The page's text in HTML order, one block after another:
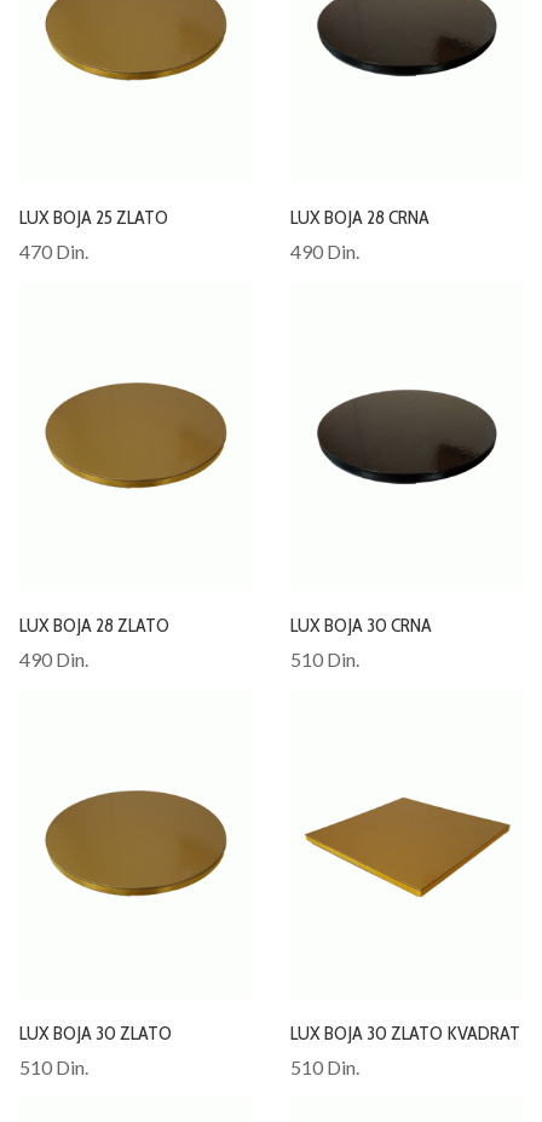
LUX BOJA 25 ZLATO
470 Din.
LUX BOJA 28 CRNA
490 Din.
LUX BOJA 28 ZLATO
490 Din.
LUX BOJA 30 CRNA
510 Din.
LUX BOJA 30 ZLATO
510 Din.
LUX BOJA 30 ZLATO KVADRAT
510 Din.